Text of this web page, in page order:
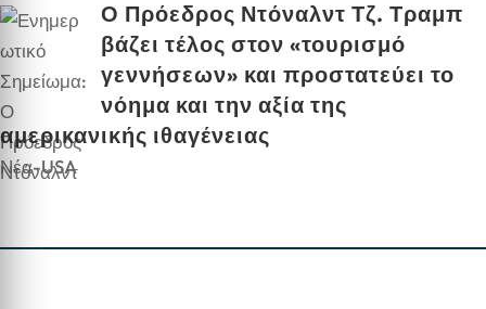
Ο Πρόεδρος Ντόναλντ Τζ. Τραμπ
βάζει τέλος στον «τουρισμό
γεννήσεων» και προστατεύει το
νόημα και την αξία της
αμερικανικής ιθαγένειας
Νέα-USA